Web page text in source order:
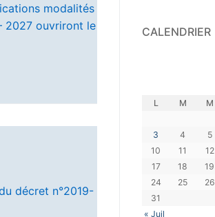
modalités
2027 ouvriront le
décret n°2019-
CALENDRIER
L M M
« Juil
3
4 5
10
11 12
17
18 19
24
25 26
31